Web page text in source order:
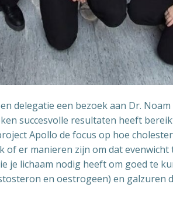
delegatie een bezoek aan Dr. Noam
succesvolle resultaten heeft
Apollo de focus op hoe
er manieren zijn om dat evenwicht
je lichaam nodig heeft om goed te
en oestrogeen) en galzuren